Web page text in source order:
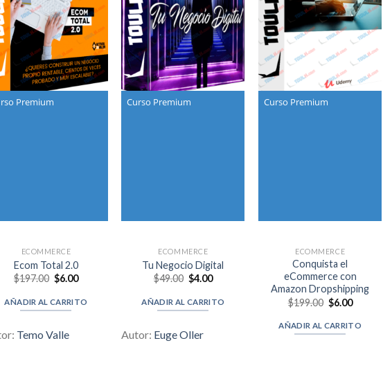
Premium
ECOMMERCE
Ecom Total 2.0
$197.00 Original
price
was:
$197.00.
$6.00Current
is:
$6.00.
AÑADIR AL CARRITO
Temo Valle
Curso Premium
ECOMMERCE
Tu Negocio Digital
$49.00 Original
price
was:
$49.00.
$4.00Current
is:
$4.00.
AÑADIR AL CARRITO
Autor: Euge Oller
Curso Premium
ECOMMERCE
Conquista el
eCommerce con
Amazon Dropshipping
$199.00 Original
price
was:
$199.00.
$6.00Current
is:
$6.00.
AÑADIR AL CARRITO